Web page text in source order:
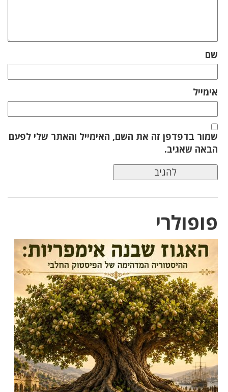
שם
אימייל
שמור בדפדפן זה את השם, האימייל והאתר שלי לפעם
הבאה שאגיב.
פופולרי